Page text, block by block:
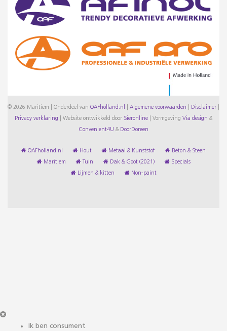
© 2026 Maritiem | Onderdeel van OAFholland.nl Algemene voorwaarden Disclaimer
Privacy verklaring Website ontwikkeld door Sieronline Vormgeving Via design &
Convenient4U & DoorDoreen
OAFholland.nl Hout Metaal & Kunststof Beton & Steen
Maritiem Tuin Dak & Goot (2021) Specials
Lijmen & kitten Non-paint
Ik ben consument